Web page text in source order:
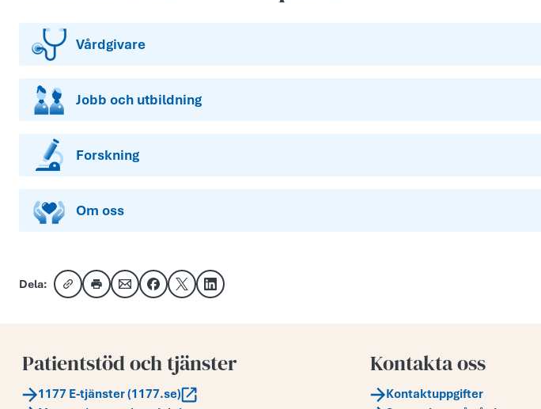
Vårdgivare
Jobb och utbildning
Forskning
Om oss
Dela:
Kopiera länk
Skriv utDela via e-post
Dela på Facebook
Dela på XDela på LinkedIn
Patientstöd och tjänster
1177 E-tjänster (1177.se)
Kontakta oss
Kontaktuppgifter